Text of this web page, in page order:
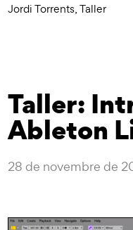
Jordi Torrents,Taller
Taller:
Ableton
28 de novembre de